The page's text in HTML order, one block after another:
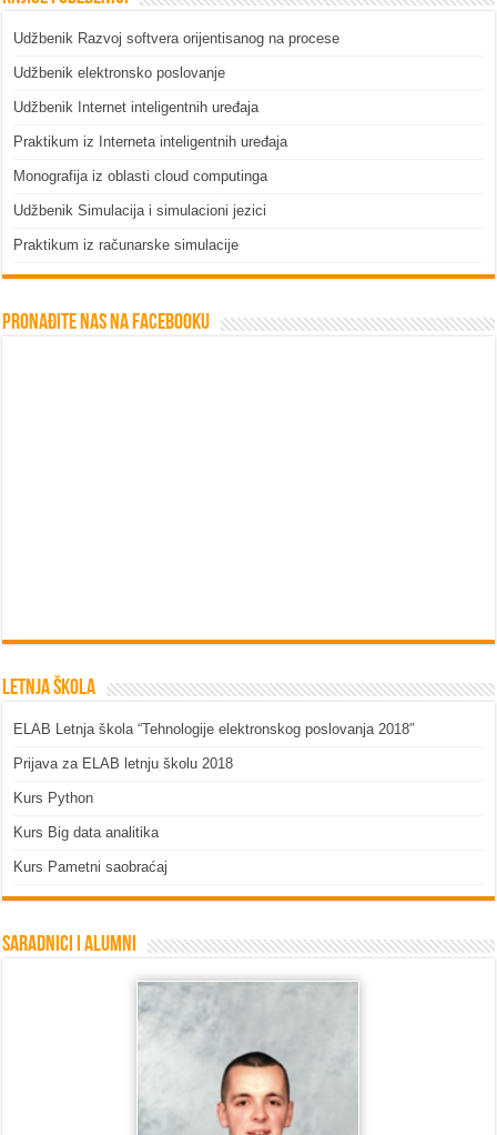
Udžbenik Razvoj softvera orijentisanog na procese
Udžbenik elektronsko poslovanje
Udžbenik Internet inteligentnih uređaja
Praktikum iz Interneta inteligentnih uređaja
Monografija iz oblasti cloud computinga
Udžbenik Simulacija i simulacioni jezici
Praktikum iz računarske simulacije
Pronađite nas na Facebooku
Letnja škola
ELAB Letnja škola “Tehnologije elektronskog poslovanja 2018″
Prijava za ELAB letnju školu 2018
Kurs Python
Kurs Big data analitika
Kurs Pametni saobraćaj
Saradnici i Alumni